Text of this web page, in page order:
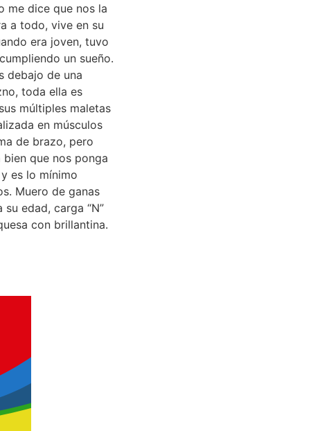
me dice que nos la
a todo, vive en su
era joven, tuvo
un sueño.
debajo de una
toda ella es
múltiples maletas
en músculos
de brazo, pero
que nos ponga
es lo mínimo
Muero de ganas
edad, carga “N”
con brillantina.